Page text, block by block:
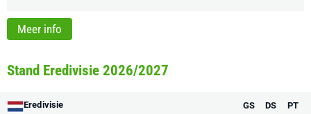
Meer info
Stand Eredivisie 2026/2027
Eredivisie GS DS PT